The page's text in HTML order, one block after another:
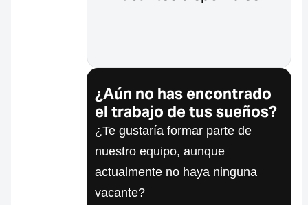
¿Aún no has encontrado
el trabajo de tus sueños?
¿Te gustaría formar parte de
nuestro equipo, aunque
actualmente no haya ninguna
vacante?